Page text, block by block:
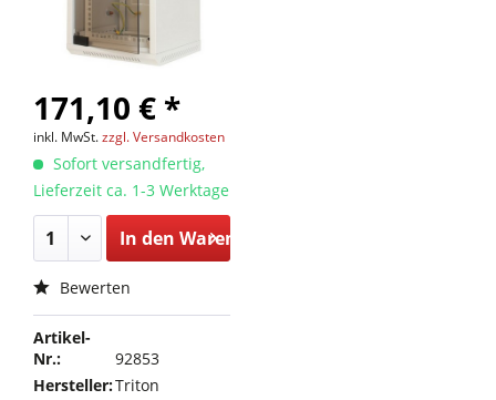
171,10 € *
inkl. MwSt.zzgl. Versandkosten
Sofort versandfertig,
Lieferzeit ca. 1-3 Werktage
In den Warenkorb
Bewerten
Artikel-
Nr.:
92853
Hersteller:Triton